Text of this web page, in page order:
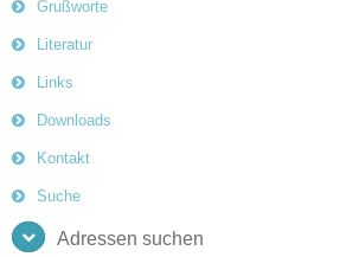
Grußworte
Literatur
Links
Downloads
Kontakt
Suche
Adressen suchen